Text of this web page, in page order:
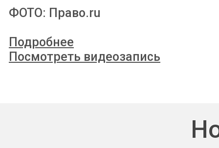
ФОТО: Право.ru
Подробнее
Посмотреть видеозапись